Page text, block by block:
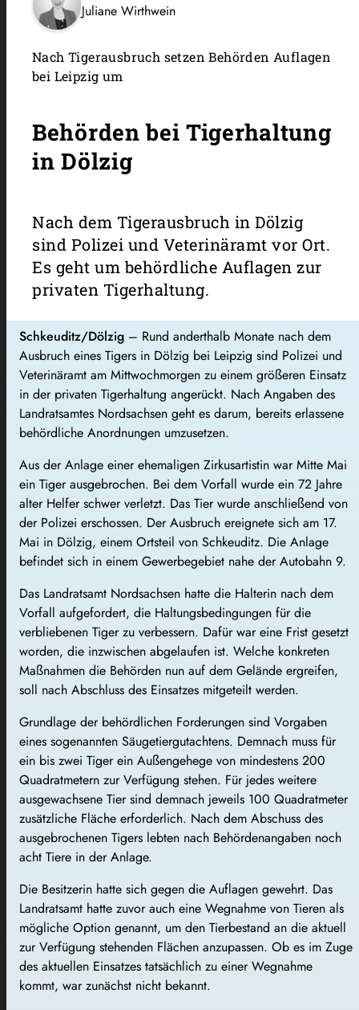
Juliane Wirthwein
Nach Tigerausbruch setzen Behörden Auflagen
bei Leipzig um
Behörden bei Tigerhaltung
in Dölzig
Nach dem Tigerausbruch in Dölzig
sind Polizei und Veterinäramt vor Ort.
Es geht um behördliche Auflagen zur
privaten Tigerhaltung.
Schkeuditz/Dölzig – Rund anderthalb Monate nach dem
Ausbruch eines Tigers in Dölzig bei Leipzig sind Polizei und
Veterinäramt am Mittwochmorgen zu einem größeren Einsatz
in der privaten Tigerhaltung angerückt. Nach Angaben des
Landratsamtes Nordsachsen geht es darum, bereits erlassene
behördliche Anordnungen umzusetzen.
Aus der Anlage einer ehemaligen Zirkusartistin war Mitte Mai
ein Tiger ausgebrochen. Bei dem Vorfall wurde ein 72 Jahre
alter Helfer schwer verletzt. Das Tier wurde anschließend von
der Polizei erschossen. Der Ausbruch ereignete sich am 17.
Mai in Dölzig, einem Ortsteil von Schkeuditz. Die Anlage
befindet sich in einem Gewerbegebiet nahe der Autobahn 9.
Das Landratsamt Nordsachsen hatte die Halterin nach dem
Vorfall aufgefordert, die Haltungsbedingungen für die
verbliebenen Tiger zu verbessern. Dafür war eine Frist gesetzt
worden, die inzwischen abgelaufen ist. Welche konkreten
Maßnahmen die Behörden nun auf dem Gelände ergreifen,
soll nach Abschluss des Einsatzes mitgeteilt werden.
Grundlage der behördlichen Forderungen sind Vorgaben
eines sogenannten Säugetiergutachtens. Demnach muss für
ein bis zwei Tiger ein Außengehege von mindestens 200
Quadratmetern zur Verfügung stehen. Für jedes weitere
ausgewachsene Tier sind demnach jeweils 100 Quadratmeter
zusätzliche Fläche erforderlich. Nach dem Abschuss des
ausgebrochenen Tigers lebten nach Behördenangaben noch
acht Tiere in der Anlage.
Die Besitzerin hatte sich gegen die Auflagen gewehrt. Das
Landratsamt hatte zuvor auch eine Wegnahme von Tieren als
mögliche Option genannt, um den Tierbestand an die aktuell
zur Verfügung stehenden Flächen anzupassen. Ob es im Zuge
des aktuellen Einsatzes tatsächlich zu einer Wegnahme
kommt, war zunächst nicht bekannt.